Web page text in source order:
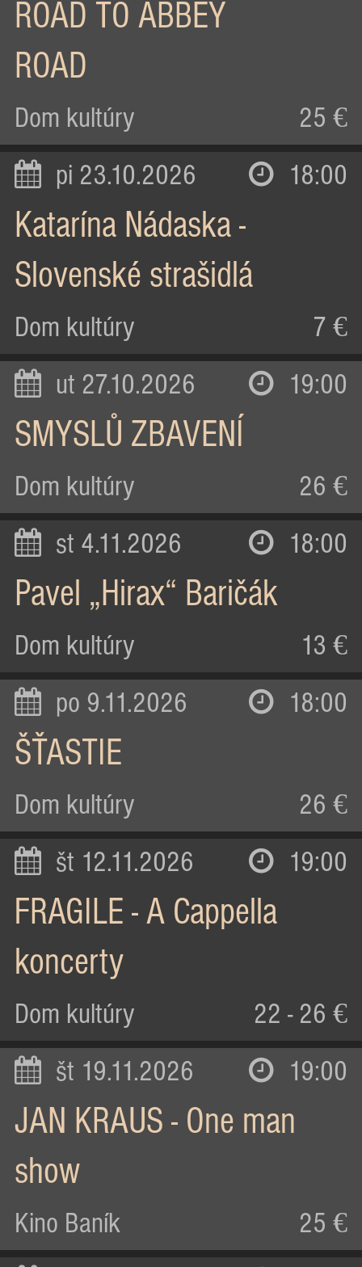
ROAD TO ABBEY
ROAD
Dom kultúry 25 €
pi 23.10.2026 18:00
Katarína Nádaska -
Slovenské strašidlá
Dom kultúry 7 €
ut 27.10.2026 19:00
SMYSLŮ ZBAVENÍ
Dom kultúry 26 €
st 4.11.2026 18:00
Pavel „Hirax“ Baričák
Dom kultúry 13 €
po 9.11.2026 18:00
ŠŤASTIE
Dom kultúry 26 €
št 12.11.2026 19:00
FRAGILE - A Cappella
koncerty
Dom kultúry 22 - 26 €
št 19.11.2026 19:00
JAN KRAUS - One man
show
Kino Baník 25 €